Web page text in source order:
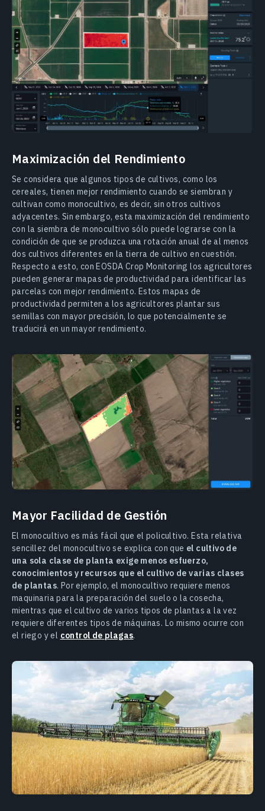
Maximización del Rendimiento
Se considera que algunos tipos de cultivos, como los
cereales, tienen mejor rendimiento cuando se siembran y
cultivan como monocultivo, es decir, sin otros cultivos
adyacentes. Sin embargo, esta maximización del rendimiento
con la siembra de monocultivo sólo puede lograrse con la
condición de que se produzca una rotación anual de al menos
dos cultivos diferentes en la tierra de cultivo en cuestión.
Respecto a esto, con EOSDA Crop Monitoring los agricultores
pueden generar mapas de productividad para identificar las
parcelas con mejor rendimiento. Estos mapas de
productividad permiten a los agricultores plantar sus
semillas con mayor precisión, lo que potencialmente se
traducirá en un mayor rendimiento.
Mayor Facilidad de Gestión
El monocultivo es más fácil que el policultivo. Esta relativa
sencillez del monocultivo se explica con que el cultivo de
una sola clase de planta exige menos esfuerzo,
conocimientos y recursos que el cultivo de varias clases
de plantas. Por ejemplo, el monocultivo requiere menos
maquinaria para la preparación del suelo o la cosecha,
mientras que el cultivo de varios tipos de plantas a la vez
requiere diferentes tipos de máquinas. Lo mismo ocurre con
el riego y el control de plagas.